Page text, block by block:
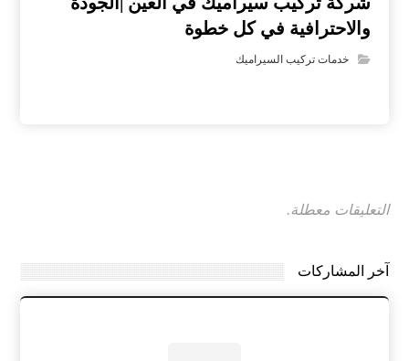
والاحترافية في كل خطوة
خدمات تركيب السيراميك
التعليقات معطلة.
آخر المشاركات